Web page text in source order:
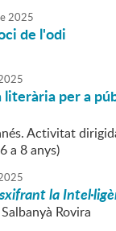
2025
de l'odi
literària per a
Activitat
a 8 anys)
la
Rovira